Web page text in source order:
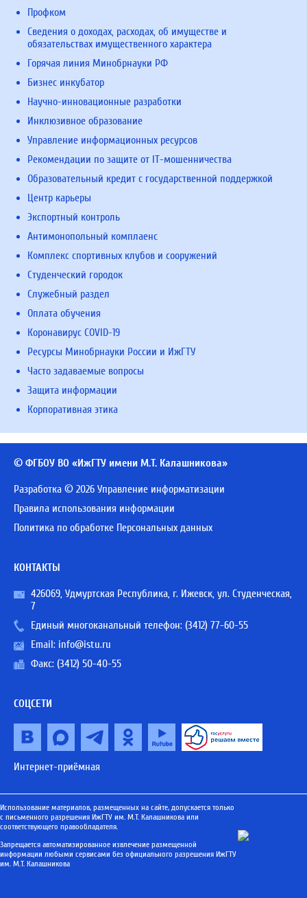
Профком
Сведения о доходах, расходах, об имуществе и
обязательствах имущественного характера
Горячая линия Минобрнауки РФ
Бизнес инкубатор
Научно-инновационные разработки
Инклюзивное образование
Управление информационных ресурсов
Рекомендации по защите от IT-мошенничества
Образовательный кредит с государственной поддержкой
Центр карьеры
Экспортный контроль
Антимонопольный комплаенс
Комплекс спортивных клубов и сооружений
Студенческий городок
Служебный раздел
Оплата обучения
Коронавирус COVID-19
Ресурсы Минобрнауки России и ИжГТУ
Часто задаваемые вопросы
Защита информации
Корпоративная этика
© ФГБОУ ВО «ИжГТУ имени М.Т. Калашникова»
Разработка © 2026 Управление информатизации
Правила использования информации
Политика по обработке Персональных данных
КОНТАКТЫ
426069, Удмуртская Республика, г. Ижевск, ул. Студенческая,
7
Единый многоканальный телефон: (3412) 77-60-55
Email: info@istu.ru
Факс: (3412) 50-40-55
СОЦСЕТИ
Интернет-приёмная
Использование материалов, размещенных на сайте, допускается только
с письменного разрешения ИжГТУ им. М.Т. Калашникова или
соответствующего правообладателя.
Запрещается автоматизированное извлечение размещенной
информации любыми сервисами без официального разрешения ИжГТУ
им. М.Т. Калашникова